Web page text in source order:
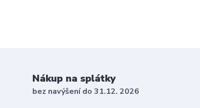
Nákup na splátky
bez navýšení do 31.12. 2026